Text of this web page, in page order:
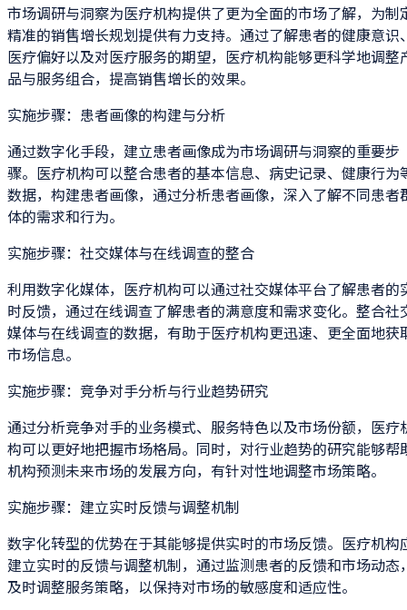
市场调研与洞察为医疗机构提供了更为全面的市场了解，为制
精准的销售增长规划提供有力支持。通过了解患者的健康意识
医疗偏好以及对医疗服务的期望，医疗机构能够更科学地调整
品与服务组合，提高销售增长的效果。
实施步骤：患者画像的构建与分析
通过数字化手段，建立患者画像成为市场调研与洞察的重要步
骤。医疗机构可以整合患者的基本信息、病史记录、健康行为
数据，构建患者画像，通过分析患者画像，深入了解不同患者
体的需求和行为。
实施步骤：社交媒体与在线调查的整合
利用数字化媒体，医疗机构可以通过社交媒体平台了解患者的
时反馈，通过在线调查了解患者的满意度和需求变化。整合社
媒体与在线调查的数据，有助于医疗机构更迅速、更全面地获
市场信息。
实施步骤：竞争对手分析与行业趋势研究
通过分析竞争对手的业务模式、服务特色以及市场份额，医疗
构可以更好地把握市场格局。同时，对行业趋势的研究能够帮
机构预测未来市场的发展方向，有针对性地调整市场策略。
实施步骤：建立实时反馈与调整机制
数字化转型的优势在于其能够提供实时的市场反馈。医疗机构
建立实时的反馈与调整机制，通过监测患者的反馈和市场动态
及时调整服务策略，以保持对市场的敏感度和适应性。